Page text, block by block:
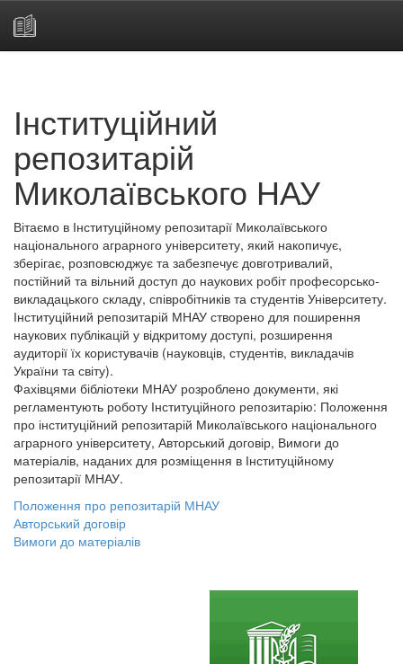
Інституційний
репозитарій
Миколаївського НАУ
Вітаємо в Інституційному репозитарії Миколаївського
національного аграрного університету, який накопичує,
зберігає, розповсюджує та забезпечує довготривалий,
постійний та вільний доступ до наукових робіт професорсько-
викладацького складу, співробітників та студентів Університету.
Інституційний репозитарій МНАУ створено для поширення
наукових публікацій у відкритому доступі, розширення
аудиторії їх користувачів (науковців, студентів, викладачів
України та світу).
Фахівцями бібліотеки МНАУ розроблено документи, які
регламентують роботу Інституційного репозитарію: Положення
про інституційний репозитарій Миколаївського національного
аграрного університету, Авторський договір, Вимоги до
матеріалів, наданих для розміщення в Інституційному
репозитарії МНАУ.
Положення про репозитарій МНАУ
Авторський договір
Вимоги до матеріалів